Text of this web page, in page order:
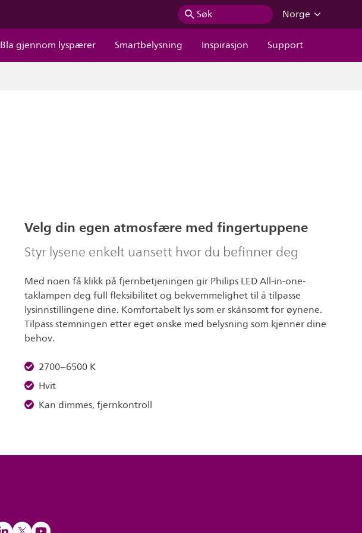
Søk
Norge
Bla gjennom lyspærer Smartbelysning Inspirasjon Support
Velg din egen atmosfære med fingertuppene
Styr lysene enkelt uansett hvor du befinner deg
Med noen få klikk på fjernbetjeningen gir Philips LED All-in-one-
taklampen deg full fleksibilitet og bekvemmelighet til å tilpasse
lysinnstillingene dine. Komfortabelt lys som er skånsomt for øynene.
Tilpass stemningen etter eget ønske med belysning som kjenner dine
behov.
2700–6500 K
Hvit
Kan dimmes, fjernkontroll